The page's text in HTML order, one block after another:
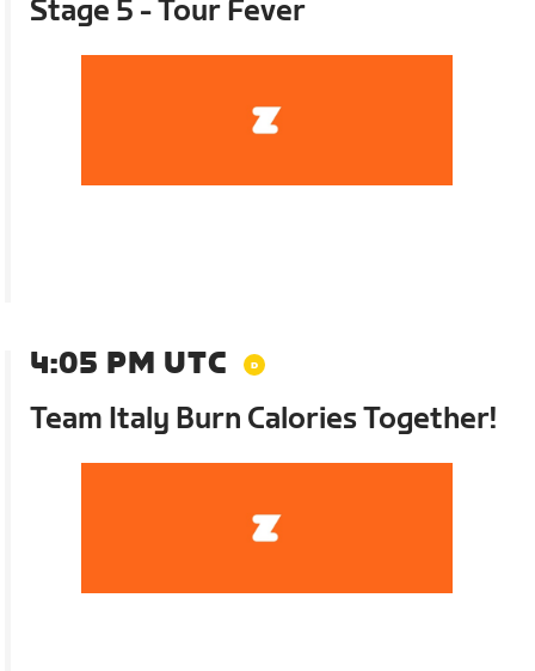
Stage 5 - Tour Fever
4:05 PM UTC
Team Italy Burn Calories Together!